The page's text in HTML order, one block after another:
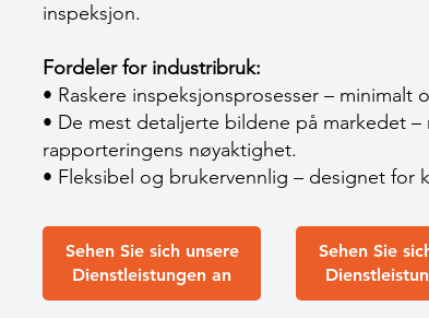
inspeksjon.
Fordeler for industribruk:
• Raskere inspeksjonsprosesser –
• De mest detaljerte bildene på markedet
rapporteringens nøyaktighet.
• Fleksibel og brukervennlig – designet for
Sehen Sie sich unsere
Dienstleistungen an
Sehen Sie